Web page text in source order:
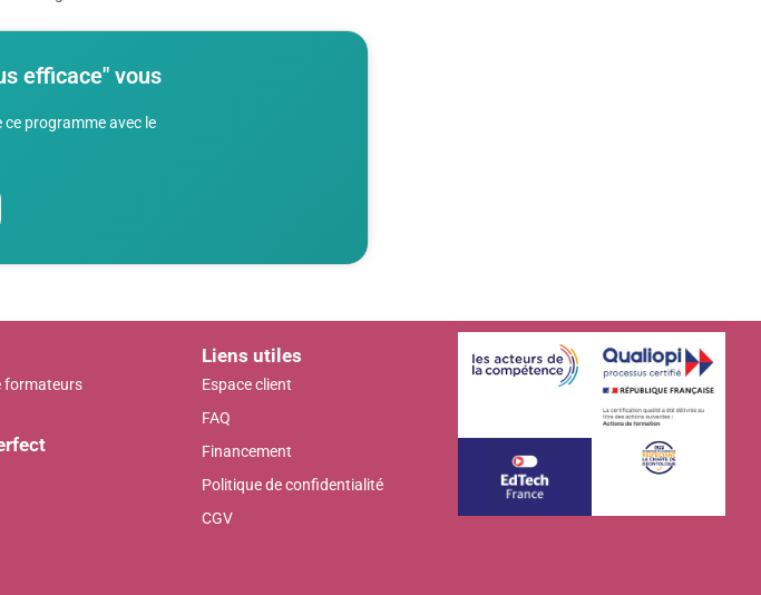
efficace" vous
ce programme avec le
formateurs
Liens utiles
Espace client
FAQ
Financement
Politique de confidentialité
CGV